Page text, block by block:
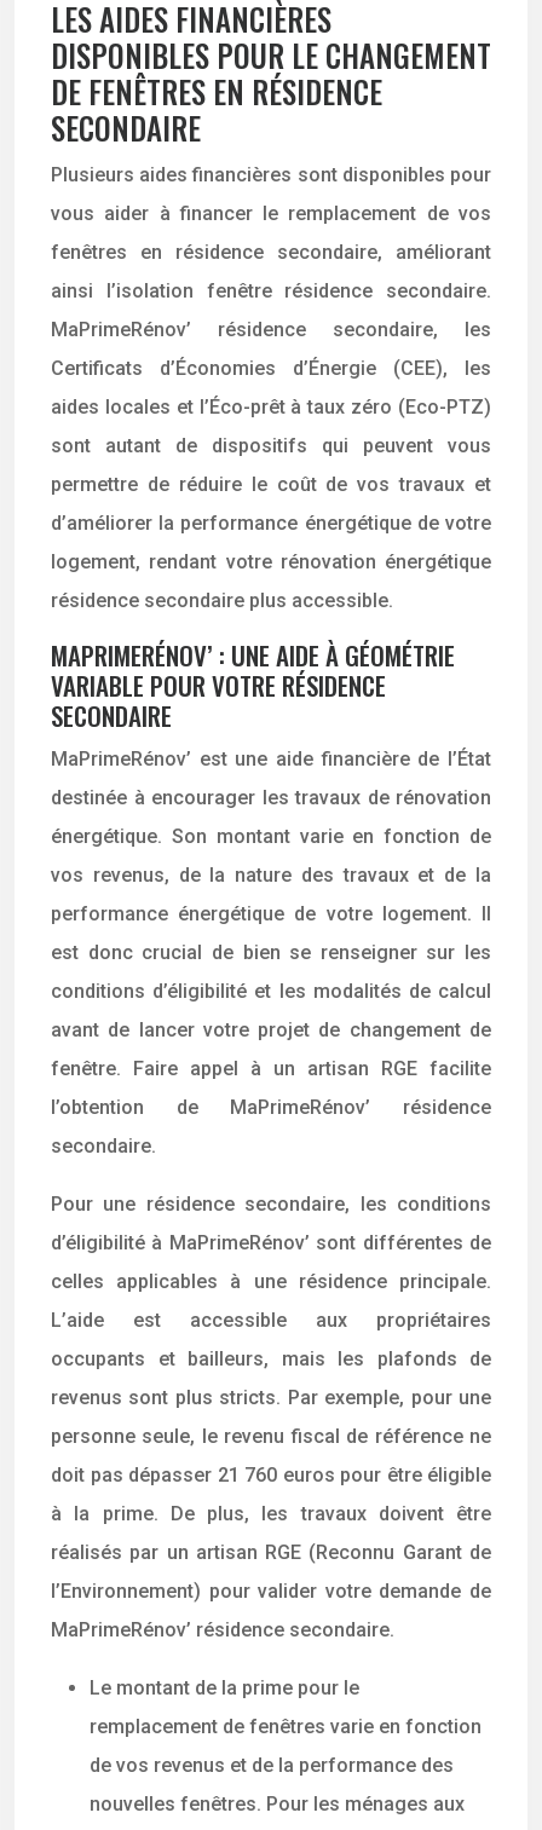
LES AIDES FINANCIÈRES
DISPONIBLES POUR LE CHANGEMENT
DE FENÊTRES EN RÉSIDENCE
SECONDAIRE
Plusieurs aides financières sont disponibles pour
vous aider à financer le remplacement de vos
fenêtres en résidence secondaire, améliorant
ainsi l’isolation fenêtre résidence secondaire.
MaPrimeRénov’ résidence secondaire, les
Certificats d’Économies d’Énergie (CEE), les
aides locales et l’Éco-prêt à taux zéro (Eco-PTZ)
sont autant de dispositifs qui peuvent vous
permettre de réduire le coût de vos travaux et
d’améliorer la performance énergétique de votre
logement, rendant votre rénovation énergétique
résidence secondaire plus accessible.
MAPRIMERÉNOV’ : UNE AIDE À GÉOMÉTRIE
VARIABLE POUR VOTRE RÉSIDENCE
SECONDAIRE
MaPrimeRénov’ est une aide financière de l’État
destinée à encourager les travaux de rénovation
énergétique. Son montant varie en fonction de
vos revenus, de la nature des travaux et de la
performance énergétique de votre logement. Il
est donc crucial de bien se renseigner sur les
conditions d’éligibilité et les modalités de calcul
avant de lancer votre projet de changement de
fenêtre. Faire appel à un artisan RGE facilite
l’obtention de MaPrimeRénov’ résidence
secondaire.
Pour une résidence secondaire, les conditions
d’éligibilité à MaPrimeRénov’ sont différentes de
celles applicables à une résidence principale.
L’aide est accessible aux propriétaires
occupants et bailleurs, mais les plafonds de
revenus sont plus stricts. Par exemple, pour une
personne seule, le revenu fiscal de référence ne
doit pas dépasser 21 760 euros pour être éligible
à la prime. De plus, les travaux doivent être
réalisés par un artisan RGE (Reconnu Garant de
l’Environnement) pour valider votre demande de
MaPrimeRénov’ résidence secondaire.
Le montant de la prime pour le
remplacement de fenêtres varie en fonction
de vos revenus et de la performance des
nouvelles fenêtres. Pour les ménages aux